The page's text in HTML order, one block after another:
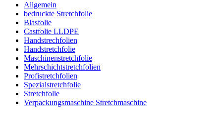
Allgemein
bedruckte Stretchfolie
Blasfolie
Castfolie LLDPE
Handstrechfolien
Handstretchfolie
Maschinenstretchfolie
Mehrschichtstretchfolien
Profistretchfolien
Spezialstretchfolie
Stretchfolie
Verpackungsmaschine Stretchmaschine